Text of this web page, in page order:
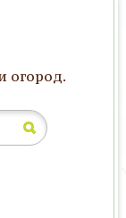
огород.